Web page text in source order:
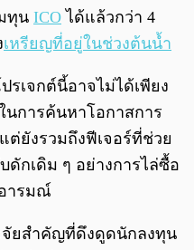
ทุน ICO ได้แล้วกว่า 4
เหรียญที่อยู่ในช่วงต้นน้ำ
เจกต์นี้อาจไม่ได้เพียง
นการค้นหาโอกาสการ
ต่ยังรวมถึงฟีเจอร์ที่ช่วย
ดักเดิม ๆ อย่างการไล่ซื้อ
ารมณ์
จจัยสำคัญที่ดึงดูดนักลงทุน